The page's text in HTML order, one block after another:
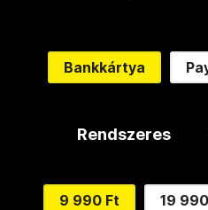
Bankkártya
Rendszeres
9 990 Ft 19